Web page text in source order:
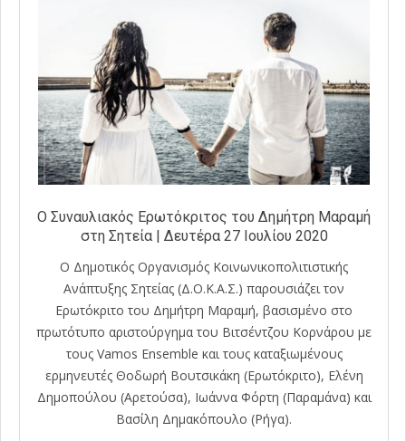
Ο Συναυλιακός Ερωτόκριτος του Δημήτρη Μαραμή
στη Σητεία | Δευτέρα 27 Ιουλίου 2020
Ο Δημοτικός Οργανισμός Κοινωνικοπολιτιστικής
Ανάπτυξης Σητείας (Δ.Ο.Κ.Α.Σ.) παρουσιάζει τον
Ερωτόκριτο του Δημήτρη Μαραμή, βασισμένο στο
πρωτότυπο αριστούργημα του Βιτσέντζου Κορνάρου με
τους Vamos Ensemble και τους καταξιωμένους
ερμηνευτές Θοδωρή Βουτσικάκη (Ερωτόκριτο), Ελένη
Δημοπούλου (Αρετούσα), Ιωάννα Φόρτη (Παραµάνα) και
Βασίλη Δημακόπουλο (Ρήγα).